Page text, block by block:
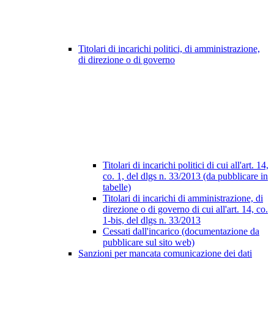
Titolari di incarichi politici, di amministrazione,
di direzione o di governo
Titolari di incarichi politici di cui all'art. 14,
co. 1, del dlgs n. 33/2013 (da pubblicare in
tabelle)
Titolari di incarichi di amministrazione, di
direzione o di governo di cui all'art. 14, co.
1-bis, del dlgs n. 33/2013
Cessati dall'incarico (documentazione da
pubblicare sul sito web)
Sanzioni per mancata comunicazione dei dati